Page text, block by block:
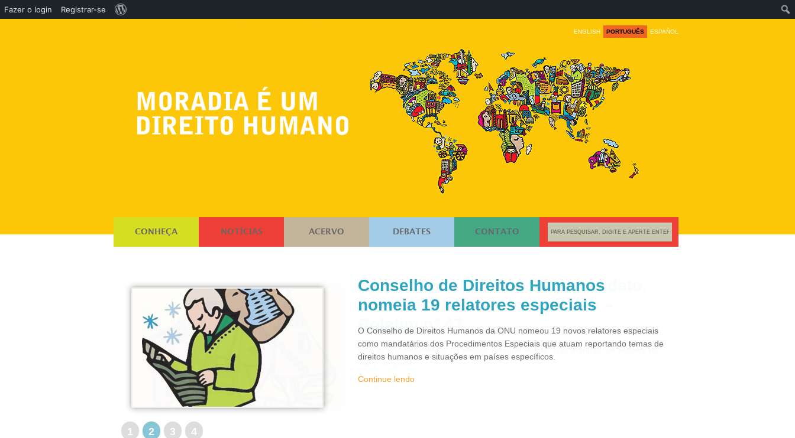
ENGLISH PORTUGUÊS ESPAÑOL
CONHEÇA NOTÍCIAS ACERVO DEBATES CONTATO
Conselho de Direitos Humanos
nomeia 19 relatores especiais
O Conselho de Direitos Humanos da ONU nomeou 19 novos relatores especiais
como mandatários dos Procedimentos Especiais que atuam reportando temas de
direitos humanos e situações em países específicos.
Continue lendo
1 2 3 4
Fazer o login Registrar-se